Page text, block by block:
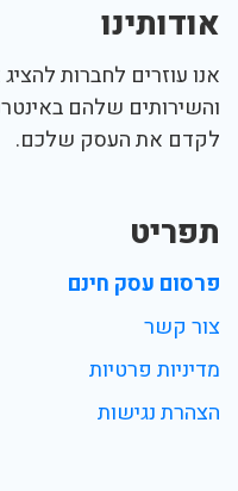
אודותינו
אנו עוזרים לחברות
והשירותים שלהם
לקדם את העסק שלכם.
תפריט
פרסום עסק חינם
צור קשר
מדיניות פרטיות
הצהרת נגישות